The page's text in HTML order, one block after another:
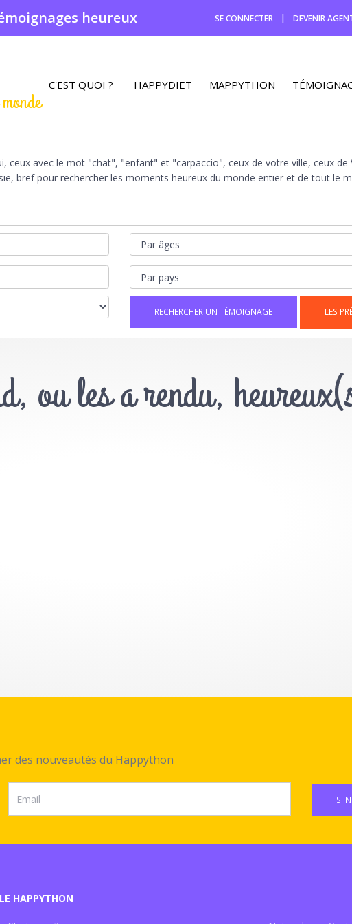
heureux SE CONNECTER | DEVENIR
C'EST QUOI ? HAPPYDIET MAPPYTHON
ceux avec le mot "chat", "enfant" et "carpaccio", ceux de votre ville, ceux de
bref pour rechercher les moments heureux du monde entier et de tout le
LES
ou les a rendu,
des nouveautés du Happython
LE HAPPYTHON